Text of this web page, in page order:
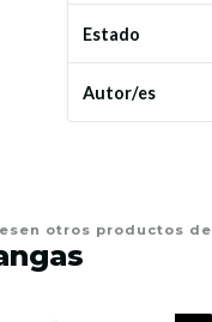
Estado
Autor/es
otros productos de